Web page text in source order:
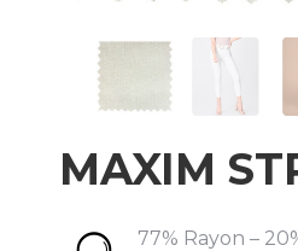
MAXIM
77% Rayon –
Datos